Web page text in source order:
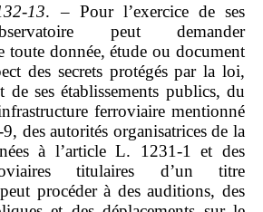
‑13.– Pour l’exercice de ses
peut demander
toute donnée, étude ou document
des secrets protégés par la loi,
de ses établissements publics, du
ferroviaire mentionné
des autorités organisatrices de la
à l’article L. 1231‑1 et des
titulaires d’un titre
procéder à des auditions, des